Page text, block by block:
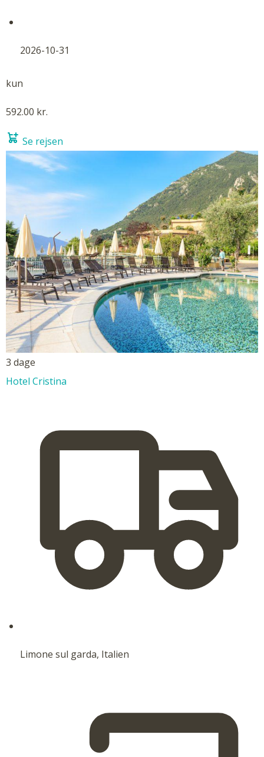
2026-10-31
kun
592.00 kr.
Se rejsen
3 dage
Hotel Cristina
Limone sul garda, Italien